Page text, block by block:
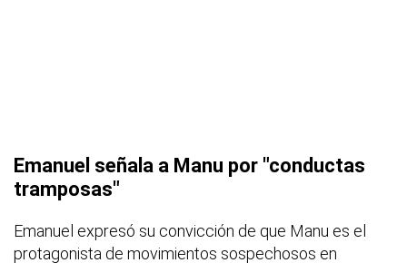
Emanuel señala a Manu por "conductas
tramposas"
Emanuel expresó su convicción de que Manu es el
protagonista de movimientos sospechosos en